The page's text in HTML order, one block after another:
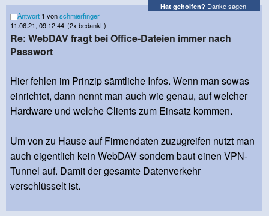
Hat geholfen? Danke sagen!
Antwort 1 vonschmierfinger
11.06.21, 09:12:44 (2x bedankt )
Re: WebDAV fragt bei Office-Dateien immer nach
Passwort
Hier fehlen im Prinzip sämtliche Infos. Wenn man sowas
einrichtet, dann nennt man auch wie genau, auf welcher
Hardware und welche Clients zum Einsatz kommen.
Um von zu Hause auf Firmendaten zuzugreifen nutzt man
auch eigentlich kein WebDAV sondern baut einen VPN-
Tunnel auf. Damit der gesamte Datenverkehr
verschlüsselt ist.